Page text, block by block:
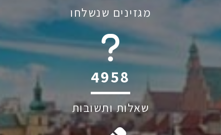
מגזינים שנשלחו
6045
שאלות ותשובות